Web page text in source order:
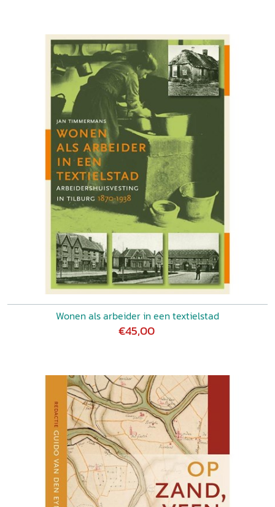
Wonen als arbeider in een textielstad
€45,00